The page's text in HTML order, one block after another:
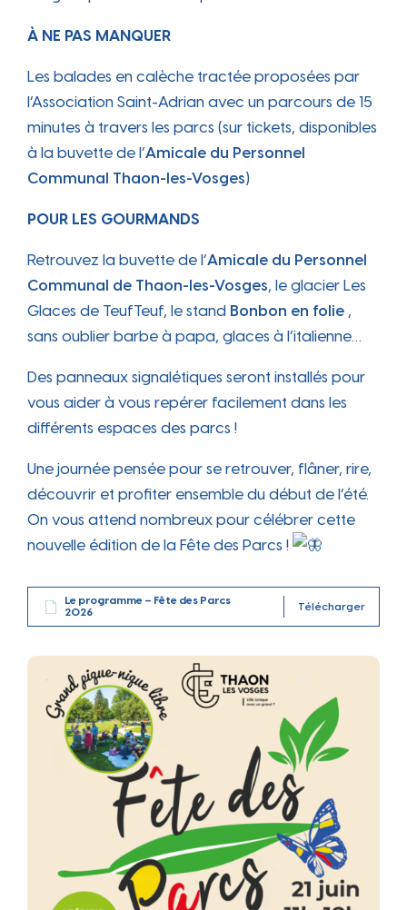
À NE PAS MANQUER
Les balades en calèche tractée proposées par
l’Association Saint-Adrian avec un parcours de 15
minutes à travers les parcs (sur tickets, disponibles
à la buvette de l’Amicale du Personnel
Communal Thaon-les-Vosges)
POUR LES GOURMANDS
Retrouvez la buvette de l’Amicale du Personnel
Communal de Thaon-les-Vosges, le glacier Les
Glaces de TeufTeuf, le stand Bonbon en folie ,
sans oublier barbe à papa, glaces à l’italienne…
Des panneaux signalétiques seront installés pour
vous aider à vous repérer facilement dans les
différents espaces des parcs !
Une journée pensée pour se retrouver, flâner, rire,
découvrir et profiter ensemble du début de l’été.
On vous attend nombreux pour célébrer cette
nouvelle édition de la Fête des Parcs !
Le programme – Fête des Parcs
2026
Télécharger